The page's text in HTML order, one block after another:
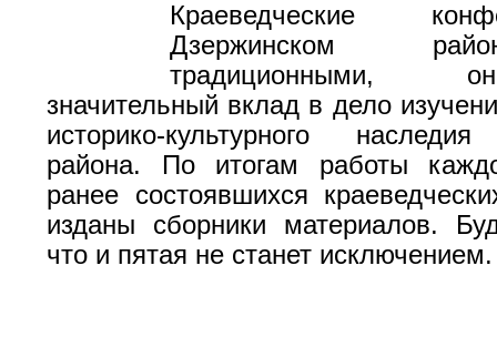
Краеведческие
Дзержинском
традиционными,
значительный вклад в дело
историко-культурного
района. По итогам работы
ранее состоявшихся
изданы сборники материалов.
что и пятая не станет исключением.